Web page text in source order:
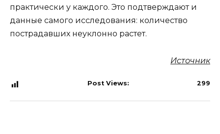
практически у каждого. Это подтверждают и
данные самого исследования: количество
пострадавших неуклонно растет.
Источник
Post Views: 299